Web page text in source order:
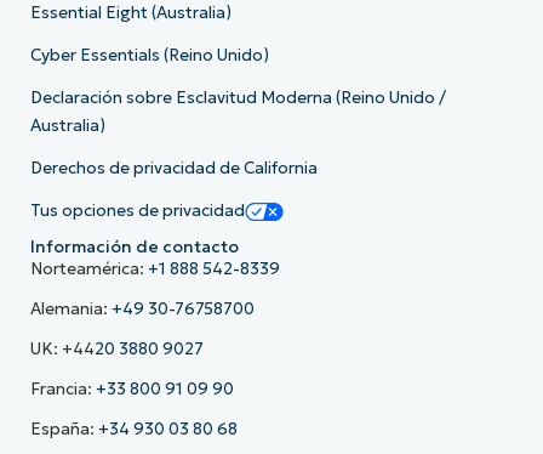
Essential Eight (Australia)
Cyber Essentials (Reino Unido)
Declaración sobre Esclavitud Moderna (Reino Unido /
Australia)
Derechos de privacidad de California
Tus opciones de privacidad
Información de contacto
Norteamérica: +1 888 542-8339
Alemania: +49 30-76758700
UK: +4420 3880 9027
Francia: +33 800 91 09 90
España: +34 930 03 80 68